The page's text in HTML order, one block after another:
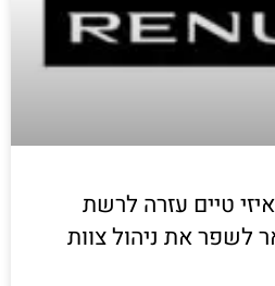
טיים עזרה לרשת
לשפר את ניהול צוות